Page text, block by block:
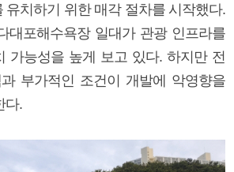
유치하기 위한 매각 절차를 시작했다.
대포해수욕장 일대가 관광 인프라를
가능성을 높게 보고 있다. 하지만 전
부가적인 조건이 개발에 악영향을
다.